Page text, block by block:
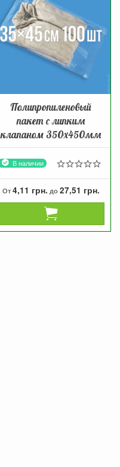
Полипропиленовый
пакет с липким
клапаном 350х450мм
В наличии
От 4,11 грн. до 27,51 грн.